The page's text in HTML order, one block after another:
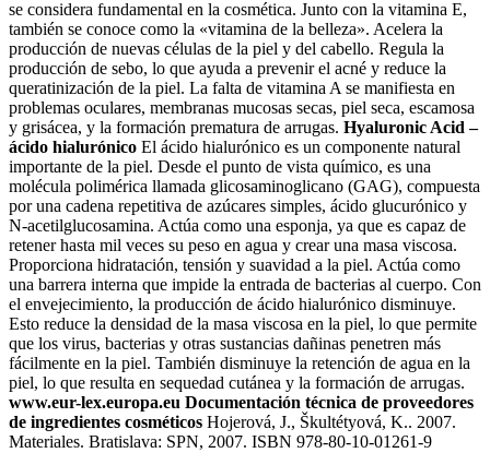
se considera fundamental en la cosmética. Junto con la vitamina E,
también se conoce como la «vitamina de la belleza». Acelera la
producción de nuevas células de la piel y del cabello. Regula la
producción de sebo, lo que ayuda a prevenir el acné y reduce la
queratinización de la piel. La falta de vitamina A se manifiesta en
problemas oculares, membranas mucosas secas, piel seca, escamosa
y grisácea, y la formación prematura de arrugas. Hyaluronic Acid –
ácido hialurónico El ácido hialurónico es un componente natural
importante de la piel. Desde el punto de vista químico, es una
molécula polimérica llamada glicosaminoglicano (GAG), compuesta
por una cadena repetitiva de azúcares simples, ácido glucurónico y
N-acetilglucosamina. Actúa como una esponja, ya que es capaz de
retener hasta mil veces su peso en agua y crear una masa viscosa.
Proporciona hidratación, tensión y suavidad a la piel. Actúa como
una barrera interna que impide la entrada de bacterias al cuerpo. Con
el envejecimiento, la producción de ácido hialurónico disminuye.
Esto reduce la densidad de la masa viscosa en la piel, lo que permite
que los virus, bacterias y otras sustancias dañinas penetren más
fácilmente en la piel. También disminuye la retención de agua en la
piel, lo que resulta en sequedad cutánea y la formación de arrugas.
www.eur-lex.europa.eu Documentación técnica de proveedores
de ingredientes cosméticos Hojerová, J., Škultétyová, K.. 2007.
Materiales. Bratislava: SPN, 2007. ISBN 978-80-10-01261-9